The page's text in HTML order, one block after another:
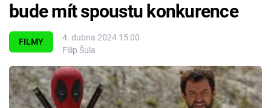
Témata
Filmy
FILMY
4. dubna 2024 15:00
Filip Šula
bude mít spoustu konkurence